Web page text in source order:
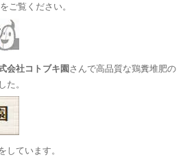
をご覧ください。
会社コトブキ園 さんで高品質な鶏糞堆肥の
た。
しています。